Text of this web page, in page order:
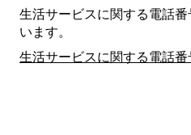
生活サービスに関する電話番
います。
生活サービスに関する電話番